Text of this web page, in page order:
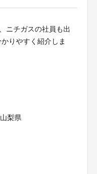
ニチガスの社員も出
りやすく紹介しま
梨県